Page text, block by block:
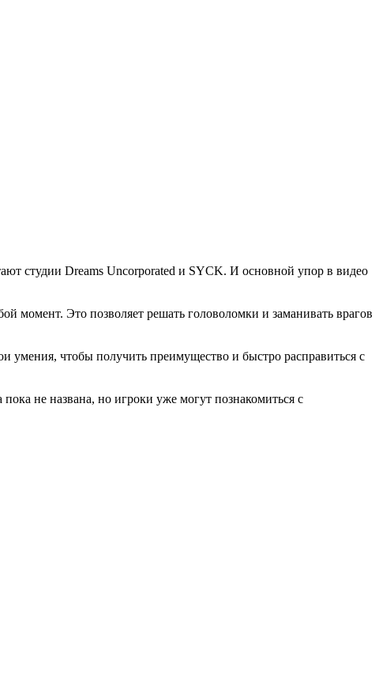
студии Dreams Uncorporated и SYCK. И основной упор в видео
момент. Это позволяет решать головоломки и заманивать врагов
умения, чтобы получить преимущество и быстро расправиться с
не названа, но игроки уже могут познакомиться с